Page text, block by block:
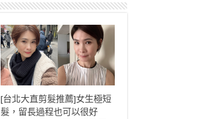
[台北大直剪髮推薦]女生極短
髮，留長過程也可以很好